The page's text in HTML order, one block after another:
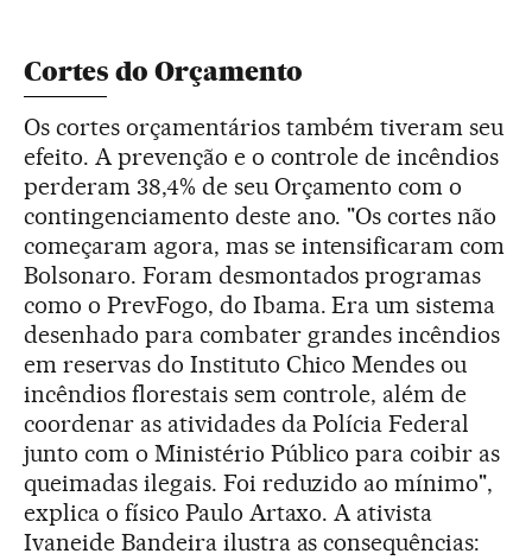
Cortes do Orçamento
Os cortes orçamentários também tiveram seu
efeito. A prevenção e o controle de incêndios
perderam 38,4% de seu Orçamento com o
contingenciamento deste ano. "Os cortes não
começaram agora, mas se intensificaram com
Bolsonaro. Foram desmontados programas
como o PrevFogo, do Ibama. Era um sistema
desenhado para combater grandes incêndios
em reservas do Instituto Chico Mendes ou
incêndios florestais sem controle, além de
coordenar as atividades da Polícia Federal
junto com o Ministério Público para coibir as
queimadas ilegais. Foi reduzido ao mínimo",
explica o físico Paulo Artaxo. A ativista
Ivaneide Bandeira ilustra as consequências: